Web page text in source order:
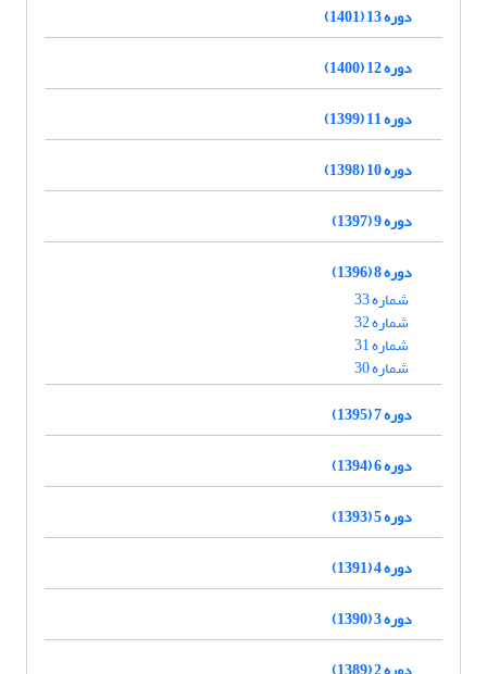
دوره 13 (1401)
دوره 12 (1400)
دوره 11 (1399)
دوره 10 (1398)
دوره 9 (1397)
دوره 8 (1396)
شماره 33
شماره 32
شماره 31
شماره 30
دوره 7 (1395)
دوره 6 (1394)
دوره 5 (1393)
دوره 4 (1391)
دوره 3 (1390)